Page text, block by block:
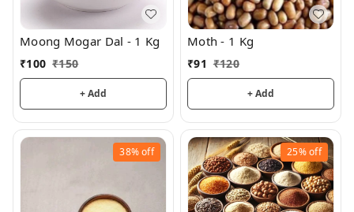
Moong Mogar Dal - 1 Kg
₹100 ₹150
+ Add
Moth - 1 Kg
₹91 ₹120
+ Add
38%off 25%off